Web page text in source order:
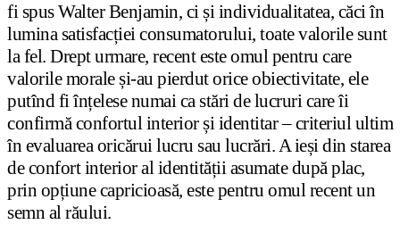
fi spus Walter Benjamin, ci și individualitatea, căci în
lumina satisfacției consumatorului, toate valorile sunt
la fel. Drept urmare, recent este omul pentru care
valorile morale și-au pierdut orice obiectivitate, ele
putînd fi înțelese numai ca stări de lucruri care îi
confirmă confortul interior și identitar – criteriul ultim
în evaluarea oricărui lucru sau lucrări. A ieși din starea
de confort interior al identității asumate după plac,
prin opțiune capricioasă, este pentru omul recent un
semn al răului.